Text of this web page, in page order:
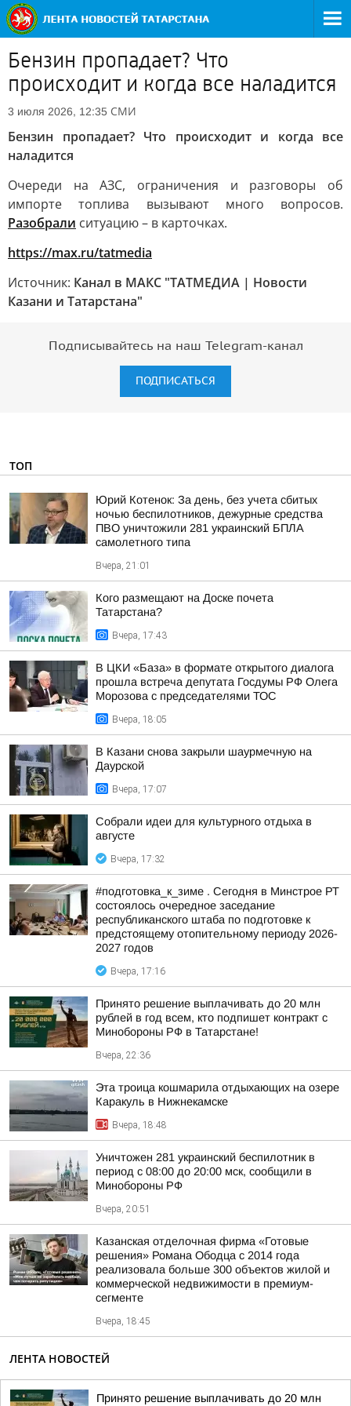
Бензин пропадает? Что
происходит и когда все наладится
3 июля 2026, 12:35 СМИ
Бензин пропадает? Что происходит и когда все
наладится
Очереди на АЗС, ограничения и разговоры об
импорте топлива вызывают много вопросов.
Разобрали ситуацию – в карточках.
https://max.ru/tatmedia
Источник: Канал в МАКС "ТАТМЕДИА | Новости
Казани и Татарстана"
Подписывайтесь на наш Telegram-канал
ПОДПИСАТЬСЯ
ТОП
Юрий Котенок: За день, без учета сбитых
ночью беспилотников, дежурные средства
ПВО уничтожили 281 украинский БПЛА
самолетного типа
Вчера, 21:01
Кого размещают на Доске почета
Татарстана?
Вчера, 17:43
В ЦКИ «База» в формате открытого диалога
прошла встреча депутата Госдумы РФ Олега
Морозова с председателями ТОС
Вчера, 18:05
В Казани снова закрыли шаурмечную на
Даурской
Вчера, 17:07
Собрали идеи для культурного отдыха в
августе
Вчера, 17:32
#подготовка_к_зиме . Сегодня в Минстрое РТ
состоялось очередное заседание
республиканского штаба по подготовке к
предстоящему отопительному периоду 2026-
2027 годов
Вчера, 17:16
Принято решение выплачивать до 20 млн
рублей в год всем, кто подпишет контракт с
Минобороны РФ в Татарстане!
Вчера, 22:36
Эта троица кошмарила отдыхающих на озере
Каракуль в Нижнекамске
Вчера, 18:48
Уничтожен 281 украинский беспилотник в
период с 08:00 до 20:00 мск, сообщили в
Минобороны РФ
Вчера, 20:51
Казанская отделочная фирма «Готовые
решения» Романа Ободца с 2014 года
реализовала больше 300 объектов жилой и
коммерческой недвижимости в премиум-
сегменте
Вчера, 18:45
ЛЕНТА НОВОСТЕЙ
Принято решение выплачивать до 20 млн